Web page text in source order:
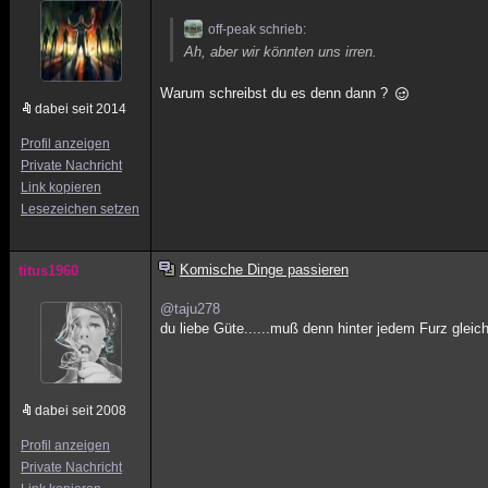
dabei seit 2014
Profil anzeigen
Private Nachricht
Link kopieren
Lesezeichen setzen
off-peak schrieb:
Ah, aber wir könnten uns irren.
Warum schreibst du es denn dann ?
titus1960
dabei seit 2008
Profil anzeigen
Private Nachricht
Komische Dinge passieren
@taju278
du liebe Güte......muß denn hinter jedem Furz